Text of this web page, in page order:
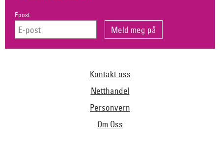
Epost
Kontakt oss
Netthandel
Personvern
Om Oss